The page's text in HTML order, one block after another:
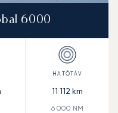
6000
11 112 km
6 000 NM